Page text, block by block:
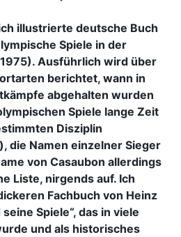
illustrierte deutsche Buch
Spiele in der
Ausführlich wird über
berichtet, wann in
abgehalten wurden
Spiele lange Zeit
Disziplin
die Namen einzelner Sieger
von Casaubon allerdings
Liste, nirgends auf. Ich
Fachbuch von Heinz
Spiele“, das in viele
und als historisches